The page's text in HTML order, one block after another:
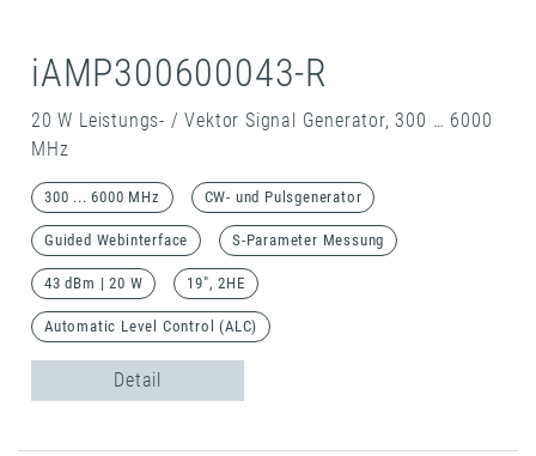
iAMP300600043-R
20 W Leistungs- / Vektor Signal Generator, 300 … 6000
MHz
300 ... 6000 MHz CW- und Pulsgenerator
Guided Webinterface S-Parameter Messung
43 dBm | 20 W 19", 2HE
Automatic Level Control (ALC)
Detail